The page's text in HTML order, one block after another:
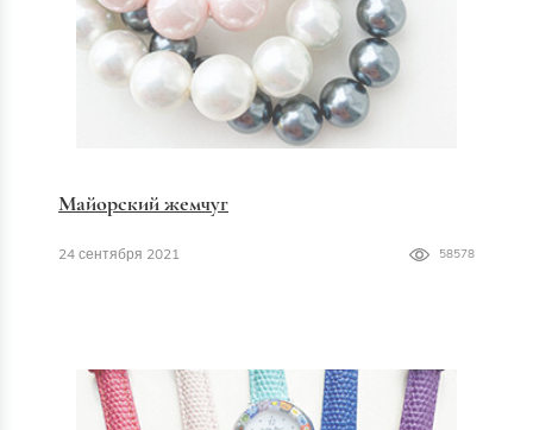
Майорский жемчуг
24 сентября 2021 58578